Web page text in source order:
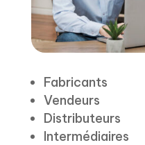
Fabricants
Vendeurs
Distributeurs
Intermédiaires